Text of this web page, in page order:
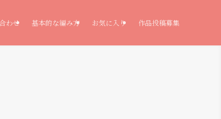
わせ 基本的な編み方 お気に入り 作品投稿募集